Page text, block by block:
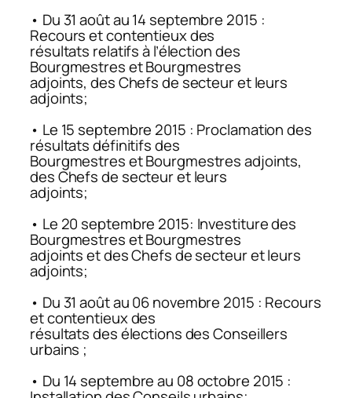
• Du 31 août au 14 septembre 2015 :
Recours et contentieux des
résultats relatifs à l’élection des
Bourgmestres et Bourgmestres
adjoints, des Chefs de secteur et leurs
adjoints;
• Le 15 septembre 2015 : Proclamation des
résultats définitifs des
Bourgmestres et Bourgmestres adjoints,
des Chefs de secteur et leurs
adjoints;
• Le 20 septembre 2015: Investiture des
Bourgmestres et Bourgmestres
adjoints et des Chefs de secteur et leurs
adjoints;
• Du 31 août au 06 novembre 2015 : Recours
et contentieux des
résultats des élections des Conseillers
urbains ;
• Du 14 septembre au 08 octobre 2015 :